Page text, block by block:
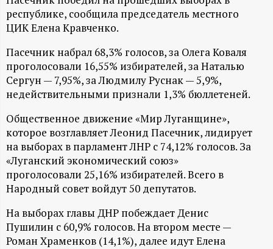
Н
-
и
н
ф
о
р
м
республике, сообщила председатель местного
ЦИК Елена Кравченко.
Пасечник набрал 68,3% голосов, за Олега Коваля
проголосовали 16,55% избирателей, за Наталью
Сергун — 7,95%, за Людмилу Руснак — 5,9%,
недействительными признали 1,3% бюллетеней.
Общественное движение «Мир Луганщине»,
которое возглавляет Леонид Пасечник, лидирует
на выборах в парламент ЛНР с 74,12% голосов. За
«Луганский экономический союз»
проголосовали 25,16% избирателей. Всего в
Народный совет войдут 50 депутатов.
На выборах главы ДНР побеждает Денис
Пушилин с 60,9% голосов. На втором месте —
Роман Храменков (14,1%), далее идут Елена